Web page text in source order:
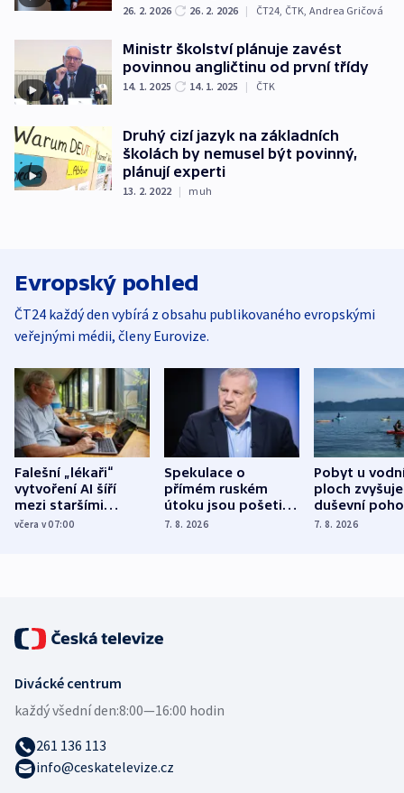
26. 2. 2026 26. 2. 2026 | ČT24, ČTK, Andrea Gričová
Ministr školství plánuje zavést
povinnou angličtinu od první třídy
14. 1. 2025 14. 1. 2025 | ČTK
Druhý cizí jazyk na základních
školách by nemusel být povinný,
plánují experti
13. 2. 2022 | muh
Evropský pohled
ČT24 každý den vybírá z obsahu publikovaného evropskými
veřejnými médii, členy Eurovize.
Falešní „lékaři“
vytvoření AI šíří
mezi staršími
Poláky nebezpečné
včera v 07:00
Spekulace o
přímém ruském
útoku jsou pošetilé,
míní estonský
7. 8. 2026
Pobyt u
ploch zvyšuje
duševní
ukázala
7. 8. 2026
Divácké centrum
každý všední den:8:00—16:00 hodin
261 136 113
info@ceskatelevize.cz